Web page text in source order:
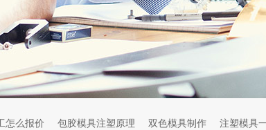
怎么报价 包胶模具注塑原理 双色模具制作 注塑模具